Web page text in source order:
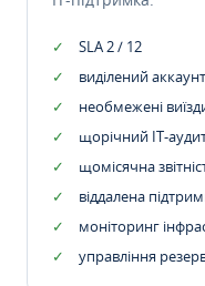
SLA 2 / 12
виділений
необмежені
щорічний IT-
щомісячна
віддалена
моніторинг
управління